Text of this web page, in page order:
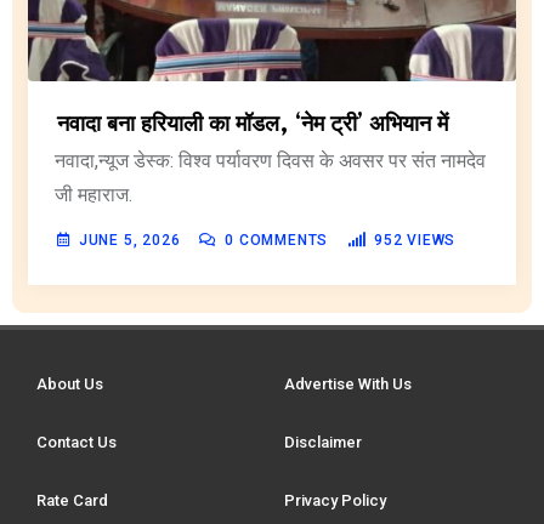
नवादा बना हरियाली का मॉडल, ‘नेम ट्री’ अभियान में
नवादा,न्यूज डेस्क: विश्व पर्यावरण दिवस के अवसर पर संत नामदेव
जी महाराज.
JUNE 5, 2026 0 COMMENTS 952 VIEWS
About Us Advertise With Us
Contact Us Disclaimer
Rate Card Privacy Policy